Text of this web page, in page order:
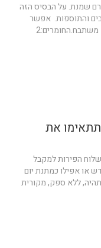
שמנת. על הבסיס הזה
והתוספות. אפשר
להכין אותה מראש ולשמור במקרר וטעמה רק משתבח.החומרים:2
את
הפירות למקבל
או אפילו כמתנת יום
ללא ספק, מקורית